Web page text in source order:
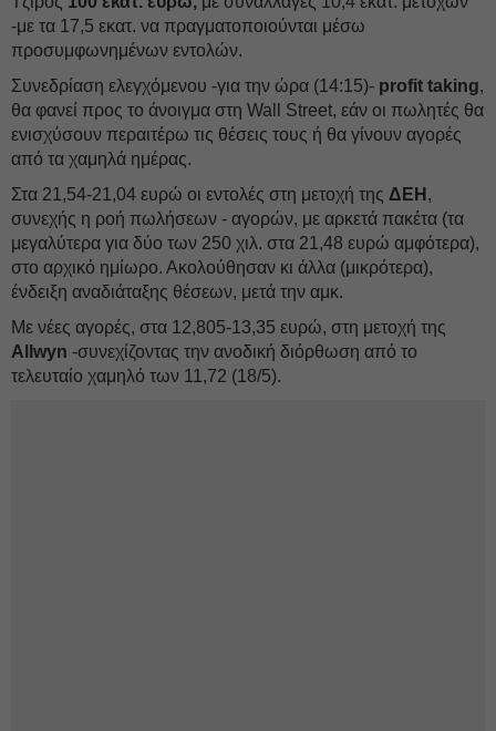
-με τα 17,5 εκατ. να πραγματοποιούνται μέσω
προσυμφωνημένων εντολών.
Συνεδρίαση ελεγχόμενου -για την ώρα (14:15)- profit taking,
θα φανεί προς τo άνοιγμα στη Wall Street, εάν οι πωλητές θα
ενισχύσουν περαιτέρω τις θέσεις τους ή θα γίνουν αγορές
από τα χαμηλά ημέρας.
Στα 21,54-21,04 ευρώ οι εντολές στη μετοχή της ΔΕΗ ,
συνεχής η ροή πωλήσεων - αγορών, με αρκετά πακέτα (τα
μεγαλύτερα για δύο των 250 χιλ. στα 21,48 ευρώ αμφότερα),
στο αρχικό ημίωρο. Ακολούθησαν κι άλλα (μικρότερα),
ένδειξη αναδιάταξης θέσεων, μετά την αμκ.
Με νέες αγορές, στα 12,805-13,35 ευρώ, στη μετοχή της
Allwyn -συνεχίζοντας την ανοδική διόρθωση από το
τελευταίο χαμηλό των 11,72 (18/5).